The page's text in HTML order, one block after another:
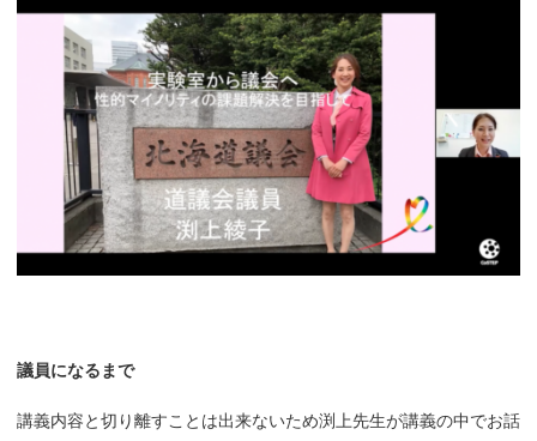
議員になるまで
講義内容と切り離すことは出来ないため渕上先生が講義の中でお話